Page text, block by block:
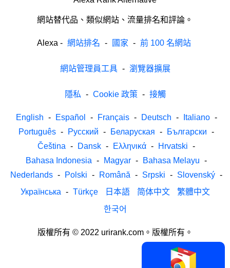
網站替代品、類似網站、流量排名和評論。
Alexa - 網站排名 - 國家 - 前 100 名網站
網站管理員工具 - 瀏覽器擴展
隱私 - Cookie 政策 - 接觸
English - Español - Français - Deutsch - Italiano -
Português - Русский - Беларуская - Български -
Čeština - Dansk - Ελληνικά - Hrvatski -
Bahasa Indonesia - Magyar - Bahasa Melayu -
Nederlands - Polski - Română - Srpski - Slovenský -
Українська - Türkçe 日本語 简体中文
繁體中文
한국어
版權所有 © 2022 urirank.com。版權所有。